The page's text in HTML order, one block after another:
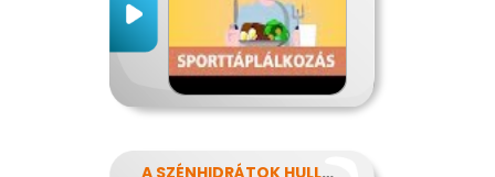
A SZÉNHIDRÁTOK HULLÁMVASÚTJÁN